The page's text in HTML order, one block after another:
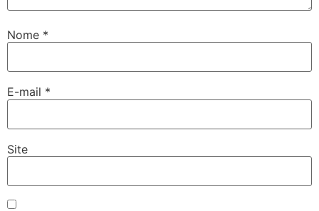
Nome *
E-mail *
Site